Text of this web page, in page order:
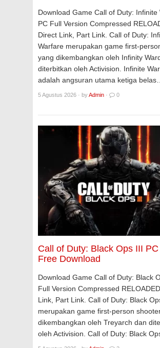
Download Game Call of Duty: Infinite
PC Full Version Compressed
Direct Link, Part Link. Call of Duty:
Warfare merupakan game first-
yang dikembangkan oleh Infinity
diterbitkan oleh Activision. Infinite
adalah angsuran utama ketiga
5 Agustus 2026 · byAdmin · 0
Call of Duty: Black Ops III
Free Download
Download Game Call of Duty: Black
Full Version Compressed
Link, Part Link. Call of Duty: Black
merupakan game first-person
dikembangkan oleh Treyarch dan
oleh Activision. Call of Duty: Black